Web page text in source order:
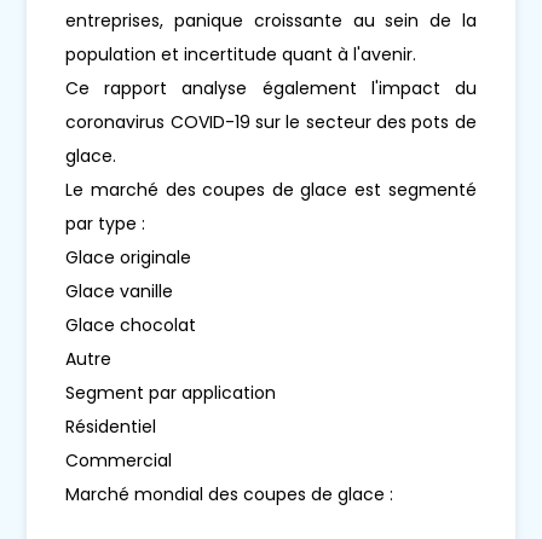
entreprises, panique croissante au sein de la
population et incertitude quant à l'avenir.
Ce rapport analyse également l'impact du
coronavirus COVID-19 sur le secteur des pots de
glace.
Le marché des coupes de glace est segmenté
par type :
Glace originale
Glace vanille
Glace chocolat
Autre
Segment par application
Résidentiel
Commercial
Marché mondial des coupes de glace :